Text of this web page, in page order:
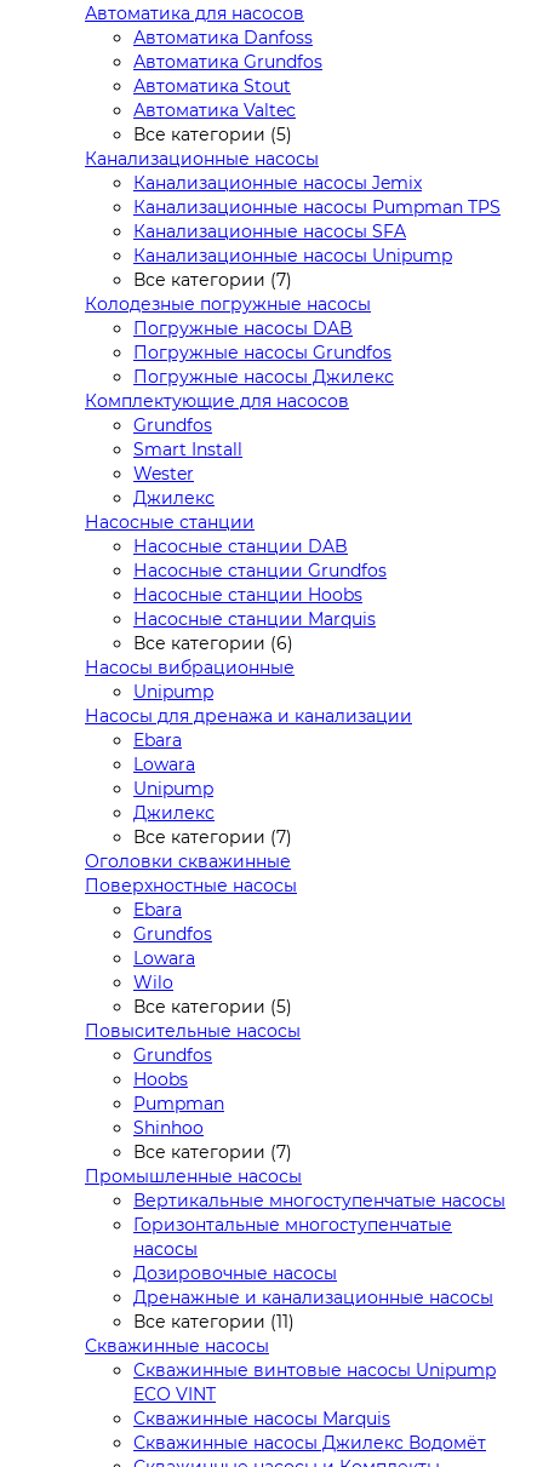
Автоматика для насосов
Автоматика Danfoss
Автоматика Grundfos
Автоматика Stout
Автоматика Valtec
Все категории (5)
Канализационные насосы
Канализационные насосы Jemix
Канализационные насосы Pumpman TPS
Канализационные насосы SFA
Канализационные насосы Unipump
Все категории (7)
Колодезные погружные насосы
Погружные насосы DAB
Погружные насосы Grundfos
Погружные насосы Джилекс
Комплектующие для насосов
Grundfos
Smart Install
Wester
Джилекс
Насосные станции
Насосные станции DAB
Насосные станции Grundfos
Насосные станции Hoobs
Насосные станции Marquis
Все категории (6)
Насосы вибрационные
Unipump
Насосы для дренажа и канализации
Ebara
Lowara
Unipump
Джилекс
Все категории (7)
Оголовки скважинные
Поверхностные насосы
Ebara
Grundfos
Lowara
Wilo
Все категории (5)
Повысительные насосы
Grundfos
Hoobs
Pumpman
Shinhoo
Все категории (7)
Промышленные насосы
Вертикальные многоступенчатые насосы
Горизонтальные многоступенчатые
насосы
Дозировочные насосы
Дренажные и канализационные насосы
Все категории (11)
Скважинные насосы
Скважинные винтовые насосы Unipump
ECO VINT
Скважинные насосы Marquis
Скважинные насосы Джилекс Водомёт